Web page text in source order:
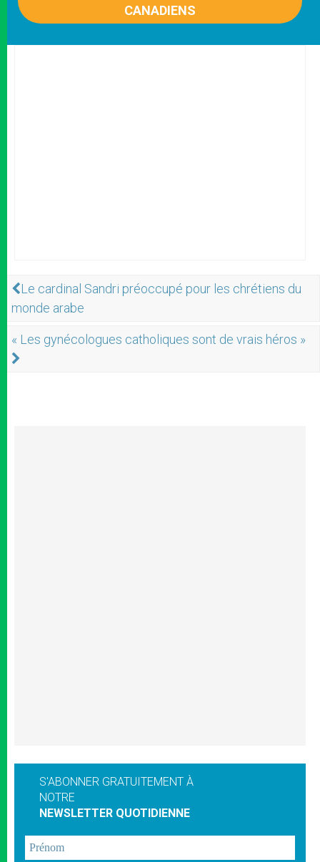
CANADIENS
Le cardinal Sandri préoccupé pour les chrétiens du
monde arabe
« Les gynécologues catholiques sont de vrais héros »
S'ABONNER GRATUITEMENT À
NOTRE
NEWSLETTER QUOTIDIENNE